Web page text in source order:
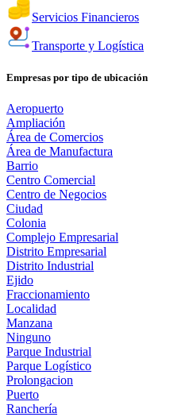
Servicios Financieros
Transporte y Logística
Empresas por tipo de ubicación
Aeropuerto
Ampliación
Área de Comercios
Área de Manufactura
Barrio
Centro Comercial
Centro de Negocios
Ciudad
Colonia
Complejo Empresarial
Distrito Empresarial
Distrito Industrial
Ejido
Fraccionamiento
Localidad
Manzana
Ninguno
Parque Industrial
Parque Logístico
Prolongacion
Puerto
Ranchería